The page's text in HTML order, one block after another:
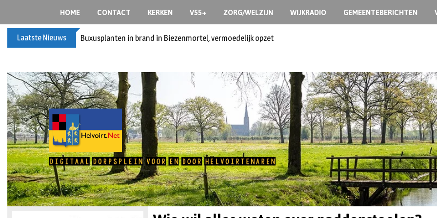
HOME CONTACT KERKEN V55+ ZORG/WELZIJN WIJKRADIO GEMEENTEBERICHTEN
Laatste Nieuws Buxusplanten in brand in Biezenmortel, vermoedelijk opzet